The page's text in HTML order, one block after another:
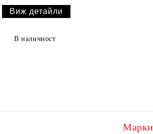
Виж детайли
В наличност
Марки